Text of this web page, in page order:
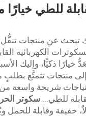
للطي خيارًا
تبحث عن منتجات تنقُّل
الكهربائية
خيارًا ذكيًّا، وإليك
إلى منتجات تتمتَّع بطلبٍ
شريحة واسعة من
للطي... سكوتر
خفيفة وقابلة للحمل